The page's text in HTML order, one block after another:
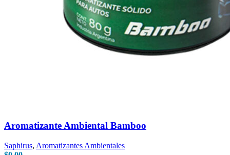
Aromatizante Ambiental Bamboo
Saphirus, Aromatizantes Ambientales